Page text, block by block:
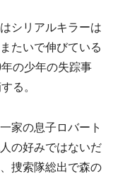
シリアルキラーは
たいで伸びている
の少年の失踪事
る。
家の息子ロバート
の好みではないだ
捜索隊総出で森の